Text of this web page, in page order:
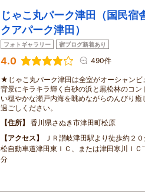
じゃこ丸パーク津田（国民
クアパーク津田）
フォトギャラリー 宿ブログ新着あり
4.0 490件
★じゃこ丸パーク津田は全室がオーシャン
背景にキラキラ輝く白砂の浜と黒松林のコン
い穏やかな瀬戸内海を眺めながらのんびり癒
過ごしください。
住所
香川県さぬき市津田町松原
アクセス
ＪＲ讃岐津田駅より徒歩約２
松自動車道津田東ＩＣ、または津田寒川ＩＣ
分